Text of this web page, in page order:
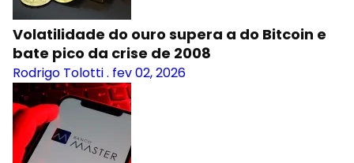
Volatilidade do ouro supera a do Bitcoin e
bate pico da crise de 2008
Rodrigo Tolotti. fev 02, 2026